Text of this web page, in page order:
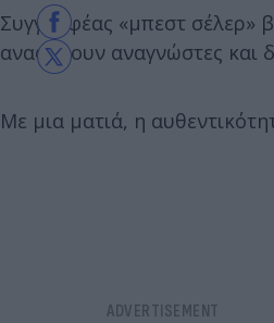
Συγγραφέας «μπεστ σέλερ»
αναφέρουν αναγνώστες και
Με μια ματιά, η